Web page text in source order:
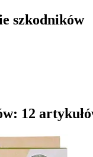
szkodników
12